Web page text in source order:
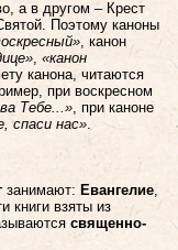
а в другом – Крест
Поэтому каноны
, канон
, «канон
канона, читаются
при воскресном
Тебе...», при каноне
спаси нас».
занимают: Евангелие,
книги взяты из
священно-